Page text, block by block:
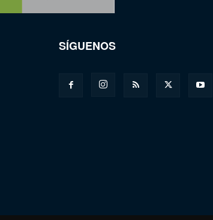
SÍGUENOS